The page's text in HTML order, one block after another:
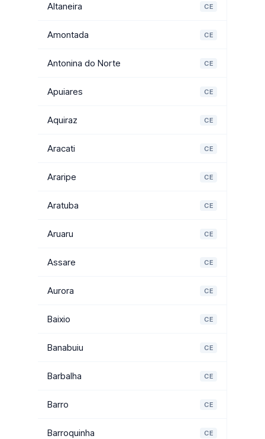
Altaneira CE
Amontada CE
Antonina do Norte CE
Apuiares CE
Aquiraz CE
Aracati CE
Araripe CE
Aratuba CE
Aruaru CE
Assare CE
Aurora CE
Baixio CE
Banabuiu CE
Barbalha CE
Barro CE
Barroquinha CE